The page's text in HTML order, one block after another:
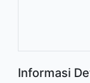
Informasi